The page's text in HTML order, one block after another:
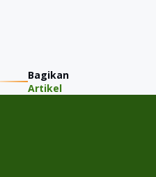
Bagikan
Artikel